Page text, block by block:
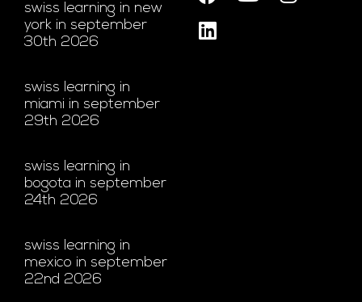
swiss learning in new
york in september
30th 2026
swiss learning in
miami in september
29th 2026
swiss learning in
bogota in september
24th 2026
swiss learning in
mexico in september
22nd 2026